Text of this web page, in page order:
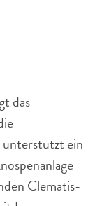
das
unterstützt ein
Clematis-